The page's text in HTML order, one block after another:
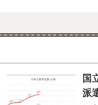
国
派